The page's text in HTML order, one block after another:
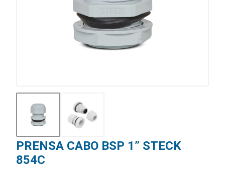
PRENSA CABO BSP 1” STECK
854C